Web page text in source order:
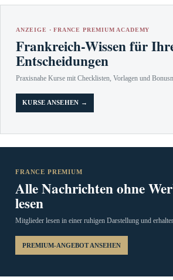
ANZEIGE · FRANCE PREMIUM ACADEMY
Frankreich-Wissen für
Entscheidungen
Praxisnahe Kurse mit Checklisten, Vorlagen und
KURSE ANSEHEN →
FRANCE PREMIUM
Alle Nachrichten ohne
lesen
Mitglieder lesen in einer ruhigen Darstellung und
PREMIUM-ANGEBOT ANSEHEN